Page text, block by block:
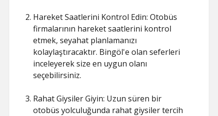
Hareket Saatlerini Kontrol Edin: Otobüs
firmalarının hareket saatlerini kontrol
etmek, seyahat planlamanızı
kolaylaştıracaktır. Bingöl'e olan seferleri
inceleyerek size en uygun olanı
seçebilirsiniz.
Rahat Giysiler Giyin: Uzun süren bir
otobüs yolculuğunda rahat giysiler tercih